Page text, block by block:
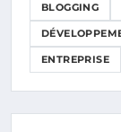
BLOGGING
ENTREPRISE